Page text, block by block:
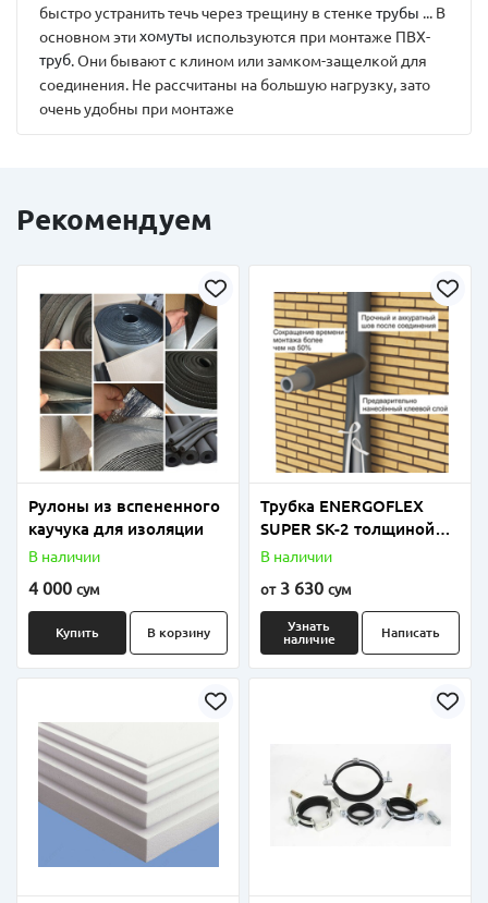
быстро устранить течь через трещину в стенке трубы ... В
основном этихомуты используются при монтаже ПВХ-
труб. Они бывают с клином или замком-защелкой для
соединения. Не рассчитаны на большую нагрузку, зато
очень удобны при монтаже
Рекомендуем
Рулоны из вспененного
каучука для изоляции
В наличии
4 000 сум
Купить В корзину
Трубка ENERGOFLEX
SUPER SK-2 толщиной
9мм размеры от 18мм
В наличии
от3 630 сум
Узнать
наличие
Написать